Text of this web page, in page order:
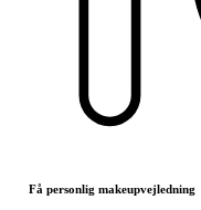
Få personlig makeupvejledning